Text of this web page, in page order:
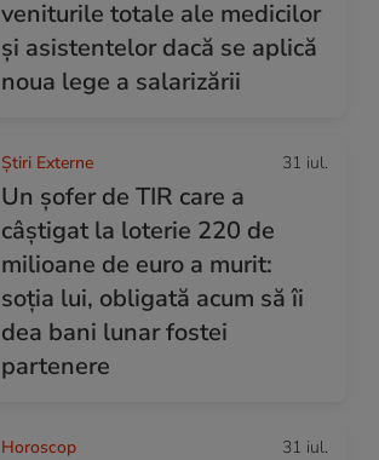
veniturile totale ale medicilor
și asistentelor dacă se aplică
noua lege a salarizării
Știri Externe 31 iul.
Un șofer de TIR care a
câștigat la loterie 220 de
milioane de euro a murit:
soția lui, obligată acum să îi
dea bani lunar fostei
partenere
Horoscop 31 iul.